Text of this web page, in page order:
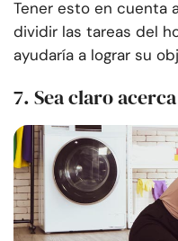
Tener esto en cuenta
dividir las tareas del
ayudaría a lograr su
7. Sea claro